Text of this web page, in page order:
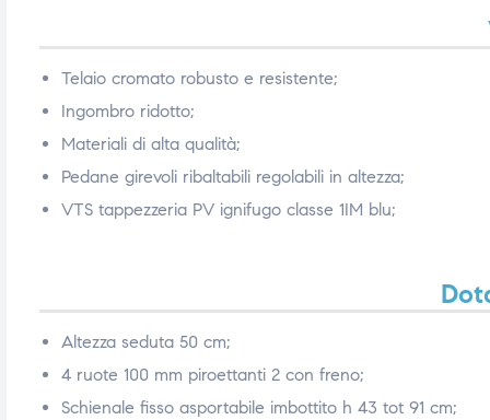
Telaio cromato robusto e resistente;
Ingombro ridotto;
Materiali di alta qualità;
Pedane girevoli ribaltabili regolabili in altezza;
VTS tappezzeria PV ignifugo classe 1IM blu;
Altezza seduta 50 cm;
4 ruote 100 mm piroettanti 2 con freno;
Schienale fisso asportabile imbottito h 43 tot 91 cm;